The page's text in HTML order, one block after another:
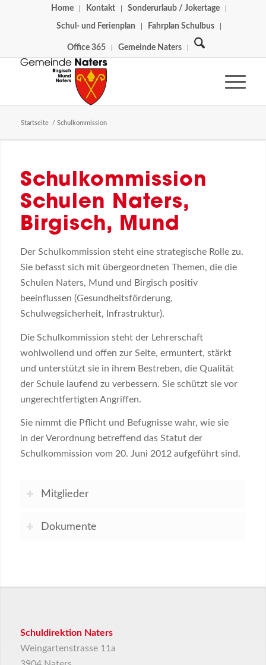
Home Kontakt Sonderurlaub / Jokertage
Schul- und Ferienplan Fahrplan Schulbus
Office 365 Gemeinde Naters
Startseite / Schulkommission
Schulkommission
Schulen Naters,
Birgisch, Mund
Der Schulkommission steht eine strategische Rolle zu.
Sie befasst sich mit übergeordneten Themen, die die
Schulen Naters, Mund und Birgisch positiv
beeinflussen (Gesundheitsförderung,
Schulwegsicherheit, Infrastruktur).
Die Schulkommission steht der Lehrerschaft
wohlwollend und offen zur Seite, ermuntert, stärkt
und unterstützt sie in ihrem Bestreben, die Qualität
der Schule laufend zu verbessern. Sie schützt sie vor
ungerechtfertigten Angriffen.
Sie nimmt die Pflicht und Befugnisse wahr, wie sie
in der Verordnung betreffend das Statut der
Schulkommission vom 20. Juni 2012 aufgeführt sind.
Mitglieder
Dokumente
Schuldirektion Naters
Weingartenstrasse 11a